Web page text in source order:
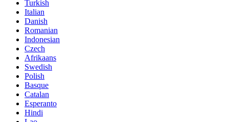
Turkish
Italian
Danish
Romanian
Indonesian
Czech
Afrikaans
Swedish
Polish
Basque
Catalan
Esperanto
Hindi